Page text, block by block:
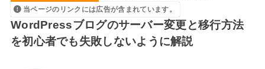
当ページのリンクには広告が含まれています。
WordPressブログのサーバー変更と移行方法
を初心者でも失敗しないように解説